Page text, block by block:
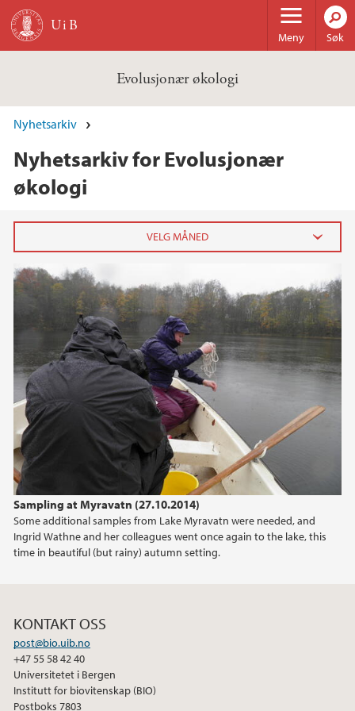
Hopp til hovedinnhold
Meny Søk
Evolusjonær økologi
Nyhetsarkiv
Nyhetsarkiv for Evolusjonær
økologi
Sampling at Myravatn (27.10.2014)
Some additional samples from Lake Myravatn were needed, and
Ingrid Wathne and her colleagues went once again to the lake, this
time in beautiful (but rainy) autumn setting.
februar (5)
januar (2)
2015
2014
KONTAKT OSS
post@bio.uib.no
+47 55 58 42 40
Universitetet i Bergen
Institutt for biovitenskap (BIO)
Postboks 7803